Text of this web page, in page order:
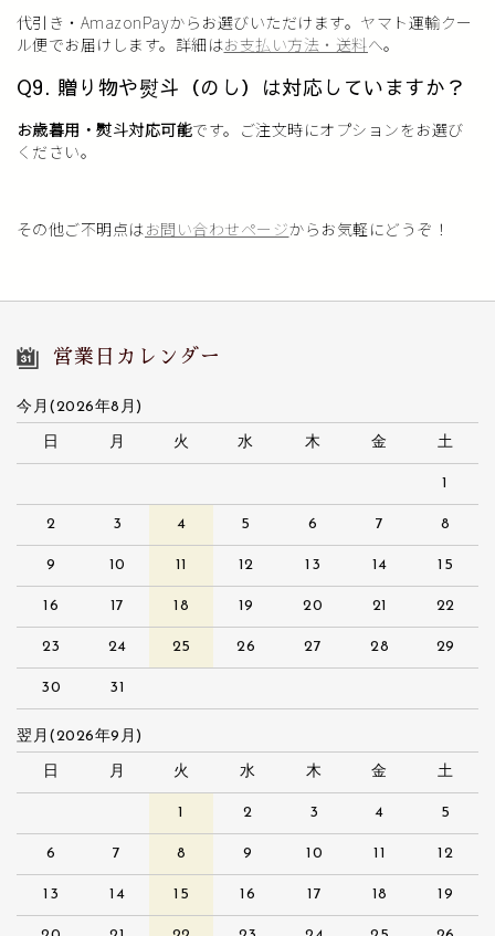
代引き・AmazonPayからお選びいただけます。ヤマト運輸クー
ル便でお届けします。詳細はお支払い方法・送料へ。
Q9. 贈り物や熨斗（のし）は対応していますか？
お歳暮用・熨斗対応可能です。ご注文時にオプションをお選び
ください。
その他ご不明点はお問い合わせページからお気軽にどうぞ！
営業日カレンダー
今月(2026年8月)
日 月 火 水 木 金 土
1
2 3 4 5 6 7 8
9 10 11 12 13 14 15
16 17 18 19 20 21 22
23 24 25 26 27 28 29
30 31
翌月(2026年9月)
日 月 火 水 木 金 土
1 2 3 4 5
6 7 8 9 10 11 12
13 14 15 16 17 18 19